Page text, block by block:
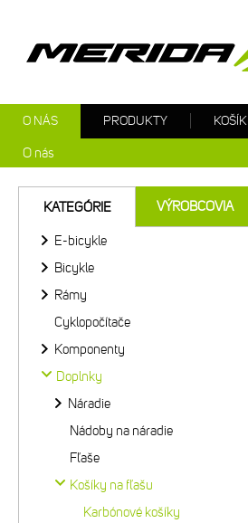
KATEGÓRIE VÝROBCOVIA
E-bicykle
Bicykle
Rámy
Cyklopočítače
Komponenty
Doplnky
Náradie
Nádoby na náradie
Fľaše
Košíky na fľašu
Karbónové košíky
O NÁS
O nás
PRODUKTY KOŠÍK